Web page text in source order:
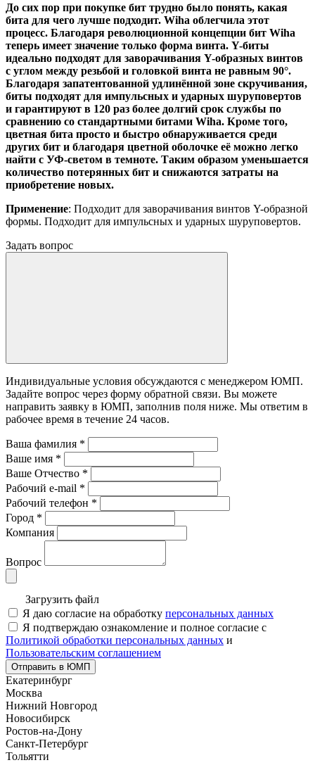
До сих пор при покупке бит трудно было понять, какая
бита для чего лучше подходит. Wiha облегчила этот
процесс. Благодаря революционной концепции бит Wiha
теперь имеет значение только форма винта. Y-биты
идеально подходят для заворачивания Y-образных винтов
с углом между резьбой и головкой винта не равным 90°.
Благодаря запатентованной удлинённой зоне скручивания,
биты подходят для импульсных и ударных шуруповертов
и гарантируют в 120 раз более долгий срок службы по
сравнению со стандартными битами Wiha. Кроме того,
цветная бита просто и быстро обнаруживается среди
других бит и благодаря цветной оболочке её можно легко
найти с УФ-светом в темноте. Таким образом уменьшается
количество потерянных бит и снижаются затраты на
приобретение новых.
Применение: Подходит для заворачивания винтов Y-образной
формы. Подходит для импульсных и ударных шуруповертов.
Задать вопрос
Индивидуальные условия обсуждаются с менеджером ЮМП.
Задайте вопрос через форму обратной связи. Вы можете
направить заявку в ЮМП, заполнив поля ниже. Mы ответим в
рабочее время в течение 24 часов.
Ваша фамилия *
Ваше имя *
Ваше Отчество *
Рабочий e-mail *
Рабочий телефон *
Город *
Компания
Вопрос
Загрузить файл
Я даю согласие на обработку персональных данных
Я подтверждаю ознакомление и полное согласие с
Политикой обработки персональных данных и
Пользовательским соглашением
Отправить в ЮМП
Екатеринбург
Москва
Нижний Новгород
Новосибирск
Ростов-на-Дону
Санкт-Петербург
Тольятти